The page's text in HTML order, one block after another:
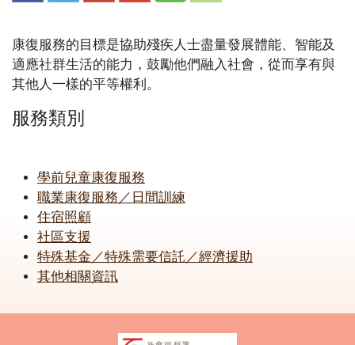
康復服務的目標是協助殘疾人士盡量發展體能、智能及
適應社群生活的能力，鼓勵他們融入社會，從而享有與
其他人一樣的平等權利。
服務類別
學前兒童康復服務
職業康復服務／日間訓練
住宿照顧
社區支援
特殊基金／特殊需要信託／經濟援助
其他相關資訊